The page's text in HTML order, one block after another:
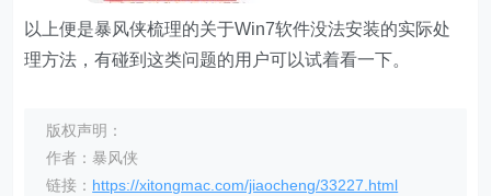
以上便是暴风侠梳理的关于Win7软件没法安装的实际处
理方法，有碰到这类问题的用户可以试着看一下。
版权声明：
作者：暴风侠
链接： https://xitongmac.com/jiaocheng/33227.html